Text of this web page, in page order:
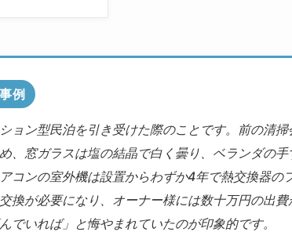
例
ョン型民泊を引き受けた際のことです。前の清
、窓ガラスは塩の結晶で白く曇り、ベランダの
コンの室外機は設置からわずか4年で熱交換器の
換が必要になり、オーナー様には数十万円の出
でいれば」と悔やまれていたのが印象的です。